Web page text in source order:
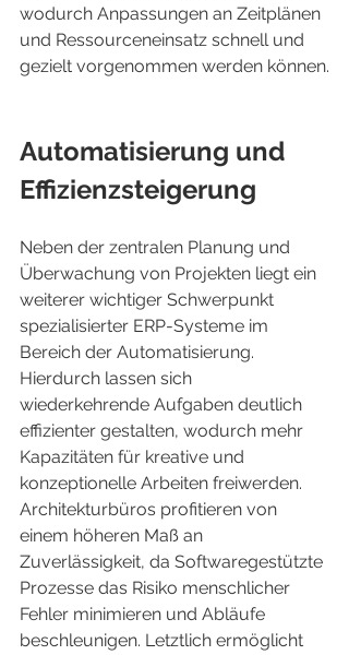
wodurch Anpassungen an Zeitplänen
und Ressourceneinsatz schnell und
gezielt vorgenommen werden können.
Automatisierung und
Effizienzsteigerung
Neben der zentralen Planung und
Überwachung von Projekten liegt ein
weiterer wichtiger Schwerpunkt
spezialisierter ERP-Systeme im
Bereich der Automatisierung.
Hierdurch lassen sich
wiederkehrende Aufgaben deutlich
effizienter gestalten, wodurch mehr
Kapazitäten für kreative und
konzeptionelle Arbeiten freiwerden.
Architekturbüros profitieren von
einem höheren Maß an
Zuverlässigkeit, da Softwaregestützte
Prozesse das Risiko menschlicher
Fehler minimieren und Abläufe
beschleunigen. Letztlich ermöglicht